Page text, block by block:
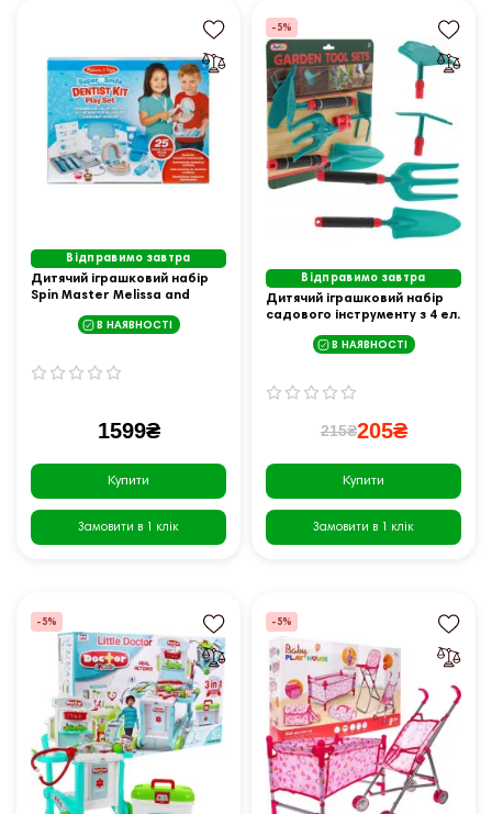
Відправимо завтра
Дитячий іграшковий набір
Spin Master Melissa and
В НАЯВНОСТІ
1599₴
Купити
Замовити в 1 клік
-5%
Відправимо завтра
Дитячий іграшковий набір
садового інструменту з 4 ел.
В НАЯВНОСТІ
215₴205₴
Купити
Замовити в 1 клік
-5% -5%